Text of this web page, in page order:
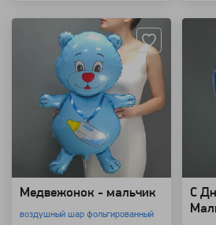
Медвежонок - мальчик
воздушный шар фольгированный
C